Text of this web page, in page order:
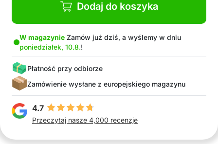
Dodaj do koszyka
W magazynie Zamów już dziś, a wyślemy w dniu
poniedziałek, 10.8.!
Płatność przy odbiorze
Zamówienie wysłane z europejskiego magazynu
4.7
Przeczytaj nasze 4,000 recenzje